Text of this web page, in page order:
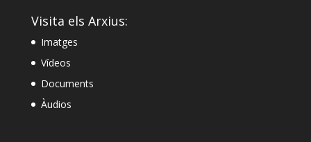
Visita els Arxius:
Imatges
Vídeos
Documents
Àudios